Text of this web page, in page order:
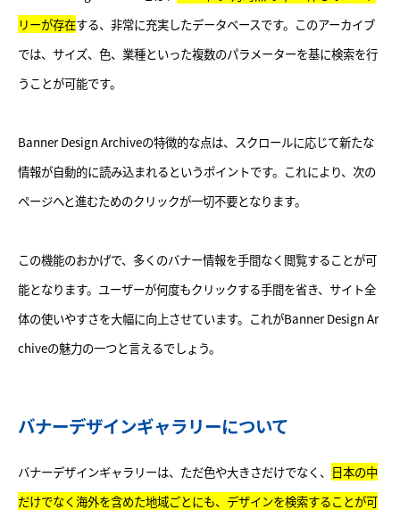
リーが存在する、非常に充実したデータベースです。このアーカイブ
では、サイズ、色、業種といった複数のパラメーターを基に検索を行
うことが可能です。
Banner Design Archiveの特徴的な点は、スクロールに応じて新たな
情報が自動的に読み込まれるというポイントです。これにより、次の
ページへと進むためのクリックが一切不要となります。
この機能のおかげで、多くのバナー情報を手間なく閲覧することが可
能となります。ユーザーが何度もクリックする手間を省き、サイト全
体の使いやすさを大幅に向上させています。これがBanner Design Ar
chiveの魅力の一つと言えるでしょう。
バナーデザインギャラリーについて
バナーデザインギャラリーは、ただ色や大きさだけでなく、 日本の中
だけでなく海外を含めた地域ごとにも、デザインを検索することが可